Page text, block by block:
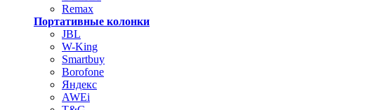
Remax
Портативные колонки
JBL
W-King
Smartbuy
Borofone
Яндекс
AWEi